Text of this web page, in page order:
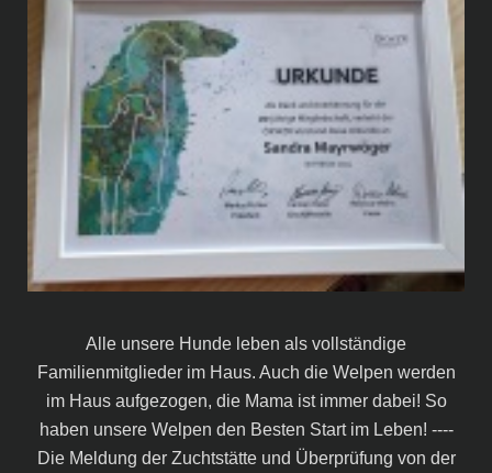
Alle unsere Hunde leben als vollständige
Familienmitglieder im Haus. Auch die Welpen werden
im Haus aufgezogen, die Mama ist immer dabei! So
haben unsere Welpen den Besten Start im Leben! ----
Die Meldung der Zuchtstätte und Überprüfung von der